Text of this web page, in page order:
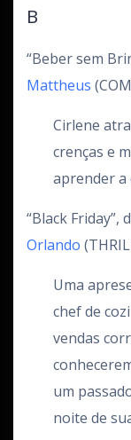
B
“Beber sem
Mattheus
Cirlene
crenças e
aprender a
“Black Friday”,
Orlando
Uma
chef de
vendas
um
noite de